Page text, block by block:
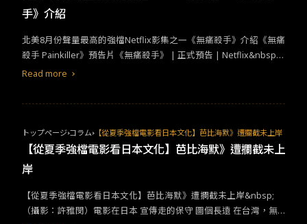
且慘淡，甚至表明劇中一等兵曹錫峰曾說的一句台詞「仍然沒有改
變，什麼都沒有」的埋怨，如今一直縈繞在自己的腦海裡。從此可
推測經歷多年過後的大韓民國軍隊內部依然還是有不少需要改善的
部分。
手》介紹
北美8月份聲量最高的強檔Netflix影集之一《無痛殺手》介紹《無痛
殺手 Painkiller》預告片《無痛殺手》 | 正式預告 | Netflix&nbsp;
北美8月份聲量最高的強檔Netflix影集之一《無痛殺手》，是一部只
的，醫藥犯罪劇情影集。《無痛殺手》深入北美的鴉片類藥物危機
的起源，揭發用於緩解疼痛的「 疼始康定 OxyContin」類鴉片止痛
癮性十足。好萊塢巨星集演員 馬修·柏德瑞克（Matthew Broderic
k）跳脫以往的正派形象，在影集裡主演反派的藥廠巨頭，伴隨著權
力和金錢的引誘，將成癮藥品裹上糖衣，以合法的方式深入醫療體
Read more
トップページ コラム 【從夏季強檔電影看日本文化】芭比海默》遭攔截未上岸
【從夏季強檔電影看日本文化】芭比海默》遭攔截未上
岸
【從夏季強檔電影看日本文化】芭比海默》遭攔截未上岸&nbsp;
（攝影：許雅閔）電影在日本 宣傳走的保守 圖個長遠 在台灣，無